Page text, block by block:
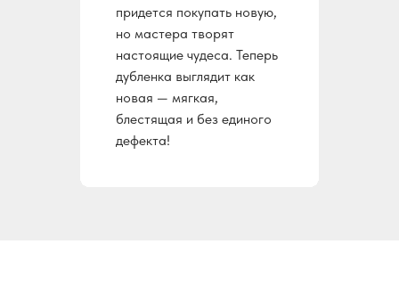
придется покупать новую,
но мастера творят
настоящие чудеса. Теперь
дубленка выглядит как
новая — мягкая,
блестящая и без единого
дефекта!